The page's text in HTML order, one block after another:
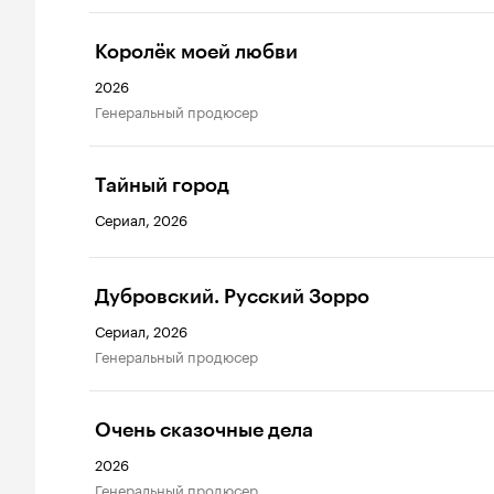
Королёк моей любви
2026
генеральный продюсер
Тайный город
Сериал, 2026
Дубровский. Русский Зорро
Сериал, 2026
генеральный продюсер
Очень сказочные дела
2026
генеральный продюсер